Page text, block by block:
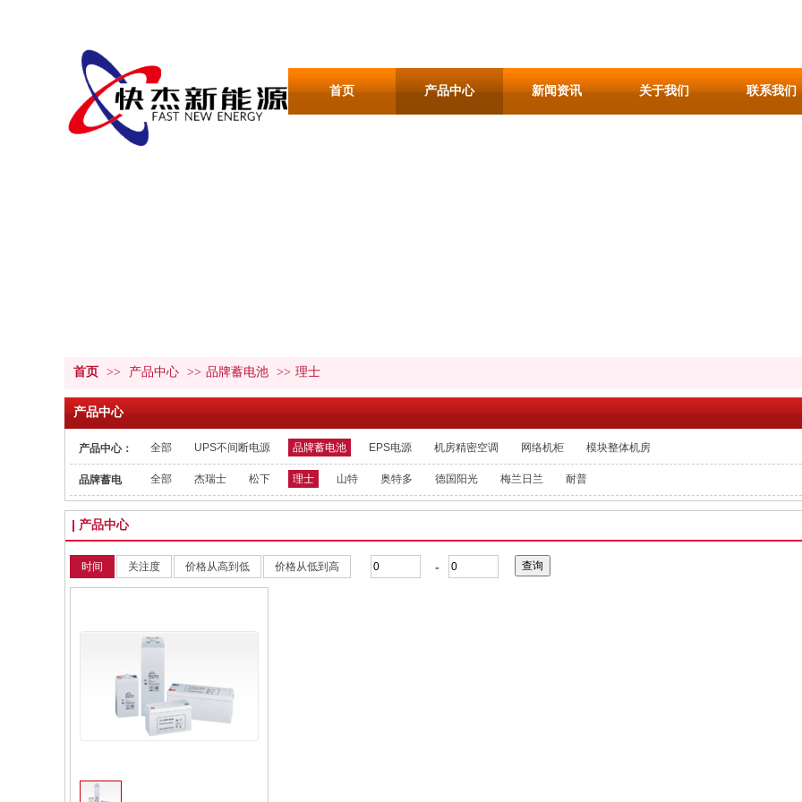
首页 产品中心 新闻资讯 关于我们 联系我们
首页 >> 产品中心 >> 品牌蓄电池 >> 理士
产品中心
产品中心： 全部 UPS不间断电源 品牌蓄电池 EPS电源 机房精密空调 网络机柜 模块整体机房
品牌蓄电
池：
全部 杰瑞士 松下 理士 山特 奥特多 德国阳光 梅兰日兰 耐普
产品中心
时间 关注度 价格从高到低 价格从低到高 -